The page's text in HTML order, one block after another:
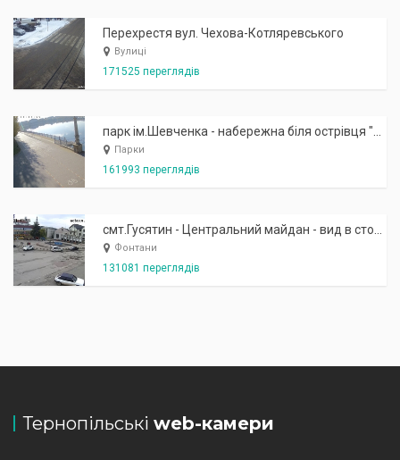
Перехрестя вул. Чехова-Котляревського
Вулиці
171525 переглядів
парк ім.Шевченка - набережна біля острівця "Закоханих"
Парки
161993 переглядів
смт.Гусятин - Центральний майдан - вид в сторону фонтану
Фонтани
131081 переглядів
Тернопільські web-камери